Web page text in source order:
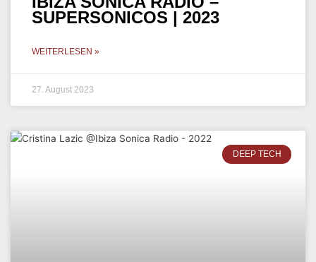
SUPERSONICOS | 2023
WEITERLESEN »
27. August 2023
DEEP TECH